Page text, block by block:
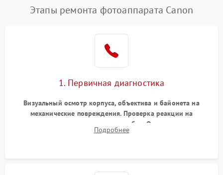
Этапы ремонта фотоаппарата Canon
1. Первичная диагностика
Визуальный осмотр корпуса, объектива и байонета на
механические повреждения. Проверка реакции на
включение, считывание кодов ошибок. Оценка состояния
матрицы и затвора, проверка работы автофокуса и
Подробнее